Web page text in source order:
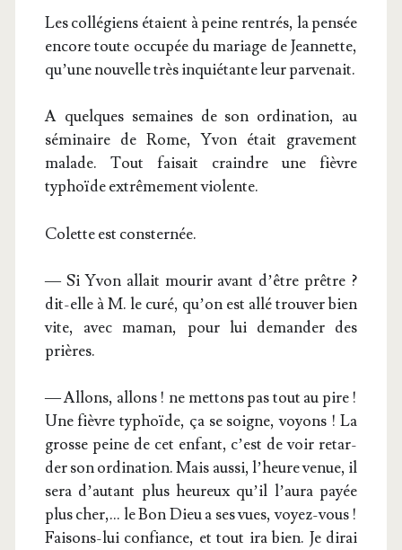
Les col­lé­giens étaient à peine ren­trés, la pen­sée
encore toute occu­pée du mariage de Jean­nette,
qu’une nou­velle très inquié­tante leur parvenait.
A quelques semaines de son ordi­na­tion, au
sémi­naire de Rome, Yvon était gra­ve­ment
malade. Tout fai­sait craindre une fièvre
typhoïde extrê­me­ment violente.
Colette est consternée.
— Si Yvon allait mou­rir avant d’être prêtre ?
dit-elle à M. le curé, qu’on est allé trou­ver bien
vite, avec maman, pour lui deman­der des
prières.
— Allons, allons ! ne met­tons pas tout au pire !
Une fièvre typhoïde, ça se soigne, voyons ! La
grosse peine de cet enfant, c’est de voir retar­
der son ordi­na­tion. Mais aus­si, l’heure venue, il
sera d’autant plus heu­reux qu’il l’aura payée
plus cher,… le Bon Dieu a ses vues, voyez-vous !
Fai­sons-lui confiance, et tout ira bien. Je dirai